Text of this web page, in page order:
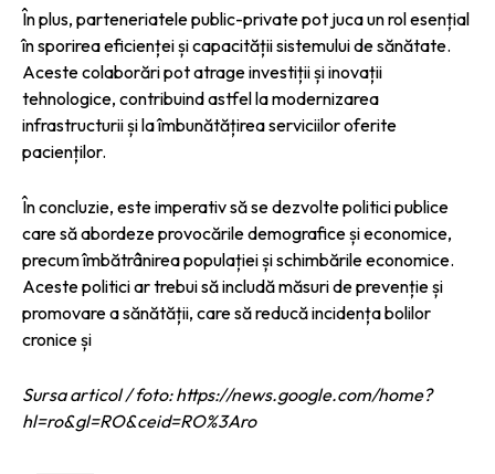
În plus, parteneriatele public-private pot juca un rol esențial
în sporirea eficienței și capacității sistemului de sănătate.
Aceste colaborări pot atrage investiții și inovații
tehnologice, contribuind astfel la modernizarea
infrastructurii și la îmbunătățirea serviciilor oferite
pacienților.
În concluzie, este imperativ să se dezvolte politici publice
care să abordeze provocările demografice și economice,
precum îmbătrânirea populației și schimbările economice.
Aceste politici ar trebui să includă măsuri de prevenție și
promovare a sănătății, care să reducă incidența bolilor
cronice și
Sursa articol / foto: https://news.google.com/home?
hl=ro&gl=RO&ceid=RO%3Aro